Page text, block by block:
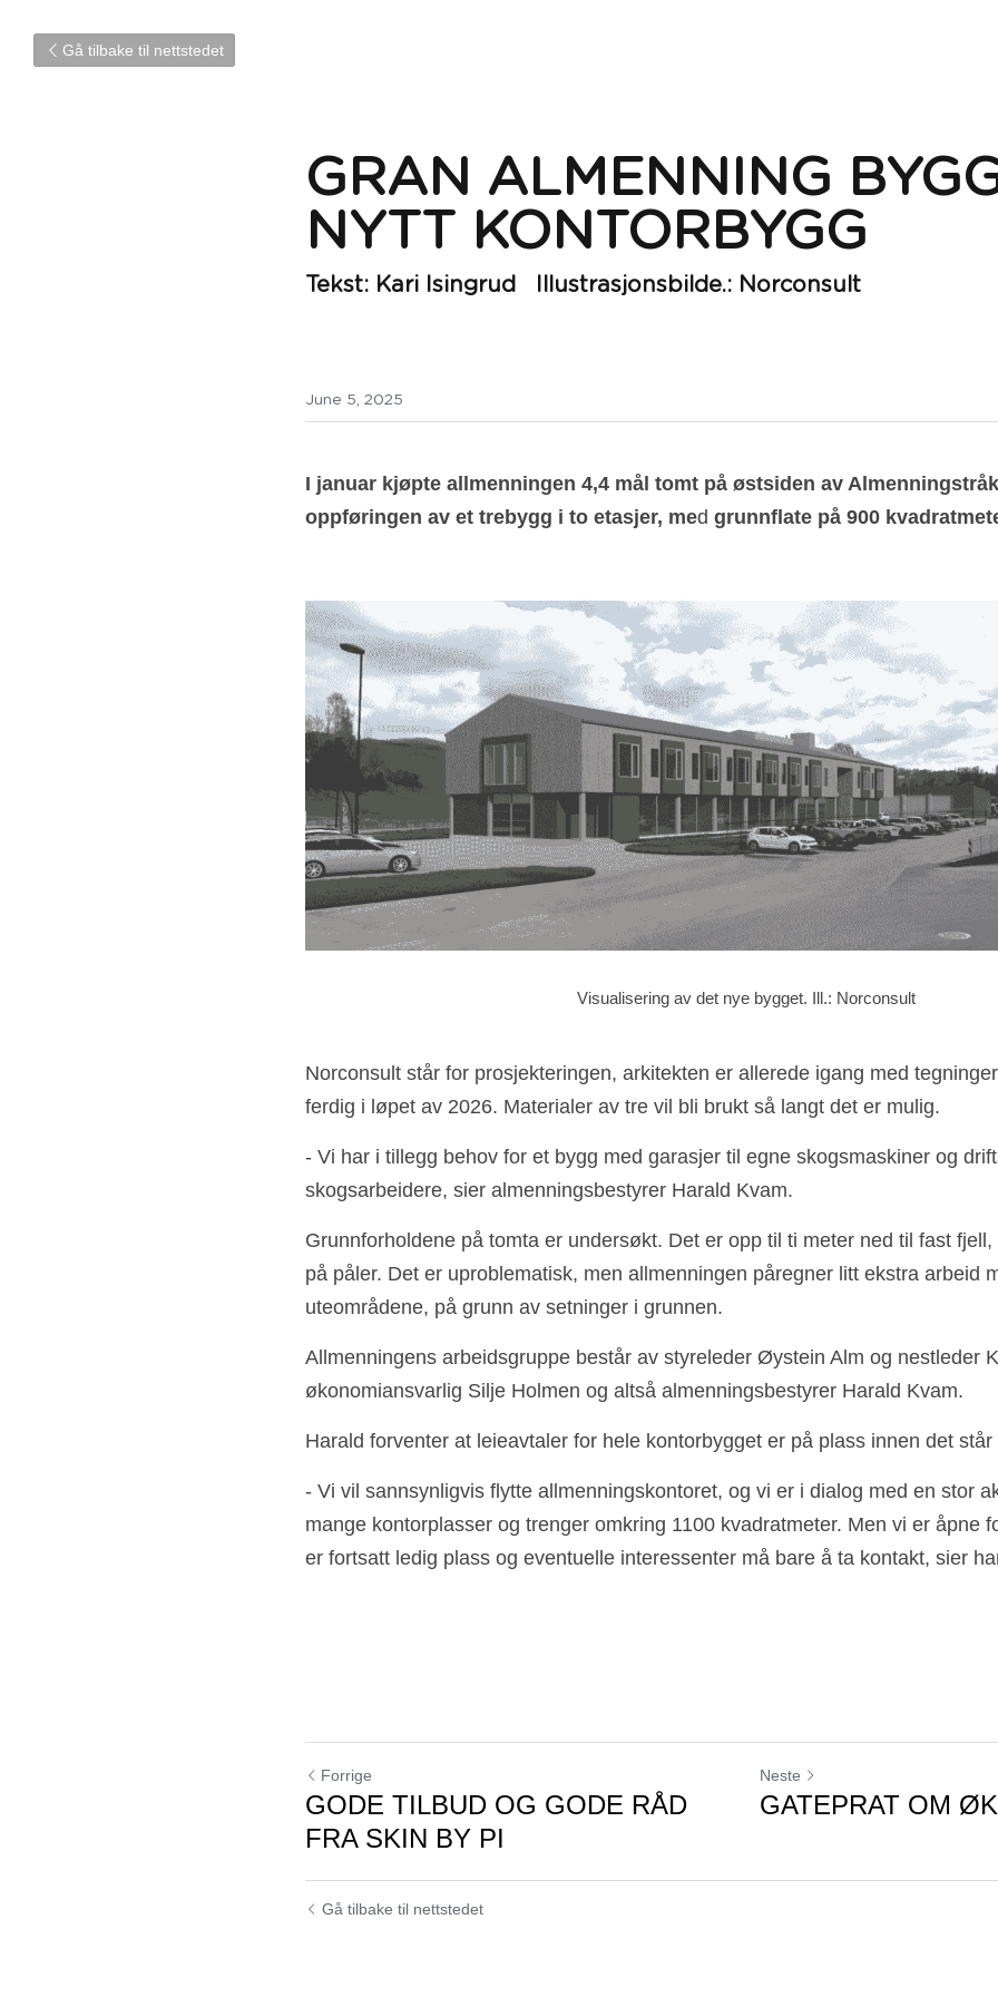
Gå tilbake til nettstedet
GRAN ALMENNING
NYTT KONTORBYGG
Tekst: Kari Isingrud   Illustrasjonsbilde.: Norconsult
June 5, 2025
I januar kjøpte allmenningen 4,4 mål tomt på østsiden av
oppføringen av et trebygg i to etasjer, med grunnflate på 900
Visualisering av det nye bygget. Ill.: Norconsult
Norconsult står for prosjekteringen, arkitekten er allerede igang med
ferdig i løpet av 2026. Materialer av tre vil bli brukt så langt det er mulig.
- Vi har i tillegg behov for et bygg med garasjer til egne skogsmaskiner og
skogsarbeidere, sier almenningsbestyrer Harald Kvam.
Grunnforholdene på tomta er undersøkt. Det er opp til ti meter ned til fast
på påler. Det er uproblematisk, men allmenningen påregner litt ekstra arbeid
uteområdene, på grunn av setninger i grunnen.
Allmenningens arbeidsgruppe består av styreleder Øystein Alm og nestleder
økonomiansvarlig Silje Holmen og altså almenningsbestyrer Harald Kvam.
Harald forventer at leieavtaler for hele kontorbygget er på plass innen det
- Vi vil sannsynligvis flytte allmenningskontoret, og vi er i dialog med en stor
mange kontorplasser og trenger omkring 1100 kvadratmeter. Men vi er åpne
er fortsatt ledig plass og eventuelle interessenter må bare å ta kontakt, sier
Forrige
GODE TILBUD OG GODE RÅD
FRA SKIN BY PI
Neste
GATEPRAT OM
Gå tilbake til nettstedet